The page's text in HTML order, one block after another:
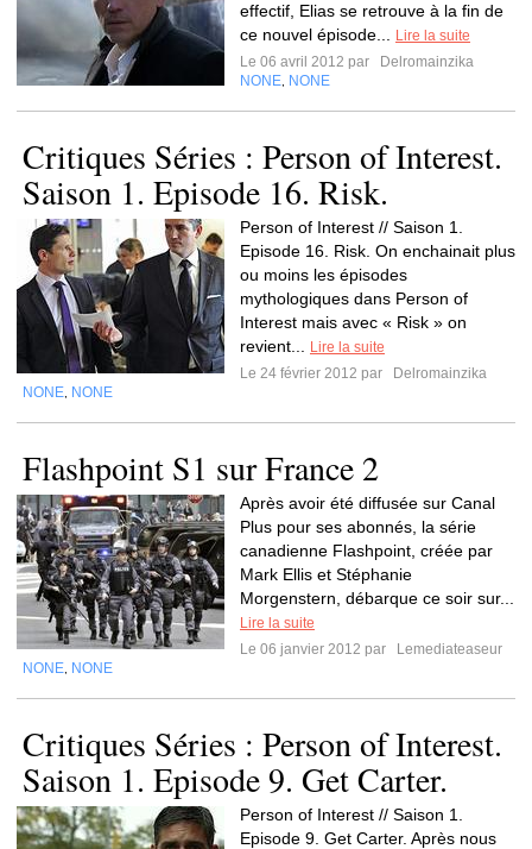
effectif, Elias se retrouve à la fin de
ce nouvel épisode...
Lire la suite
Le 06 avril 2012 par
Delromainzika
NONE NONE
Critiques Séries : Person of Interest.
Saison 1. Episode 16. Risk.
Person of Interest // Saison 1.
Episode 16. Risk. On enchainait plus
ou moins les épisodes
mythologiques dans Person of
Interest mais avec « Risk » on
revient...
Lire la suite
Le 24 février 2012 par
Delromainzika
NONE NONE
Flashpoint S1 sur France 2
Après avoir été diffusée sur Canal
Plus pour ses abonnés, la série
canadienne Flashpoint, créée par
Mark Ellis et Stéphanie
Morgenstern, débarque ce soir sur...
Lire la suite
Le 06 janvier 2012 par
Lemediateaseur
NONE NONE
Critiques Séries : Person of Interest.
Saison 1. Episode 9. Get Carter.
Person of Interest // Saison 1.
Episode 9. Get Carter. Après nous